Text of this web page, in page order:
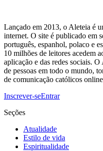
Lançado em 2013, o Aleteia é
internet. O site é publicado em
português, espanhol, polaco e
10 milhões de leitores acedem
aplicação e das redes sociais.
de pessoas em todo o mundo,
de comunicação católicos
Inscrever-seEntrar
Seções
Atualidade
Estilo de vida
Espiritualidade